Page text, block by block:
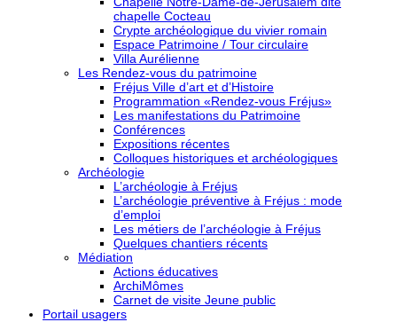
chapelle Cocteau
Crypte archéologique du vivier romain
Espace Patrimoine / Tour circulaire
Villa Aurélienne
Les Rendez-vous du patrimoine
Fréjus Ville d’art et d’Histoire
Programmation «Rendez-vous Fréjus»
Les manifestations du Patrimoine
Conférences
Expositions récentes
Colloques historiques et archéologiques
Archéologie
L’archéologie à Fréjus
L’archéologie préventive à Fréjus : mode
d’emploi
Les métiers de l’archéologie à Fréjus
Quelques chantiers récents
Médiation
Actions éducatives
ArchiMômes
Carnet de visite Jeune public
Portail usagers